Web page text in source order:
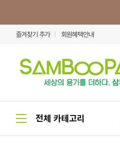
즐겨찾기 추가 회원혜택안내